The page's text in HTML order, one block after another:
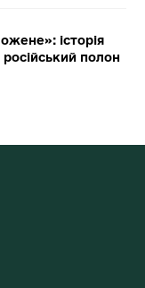
історія
полон